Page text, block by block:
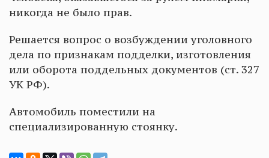
никогда не было прав.
Решается вопрос о возбуждении уголовного
дела по признакам подделки, изготовления
или оборота поддельных документов (ст. 327
УК РФ).
Автомобиль поместили на
специализированную стоянку.